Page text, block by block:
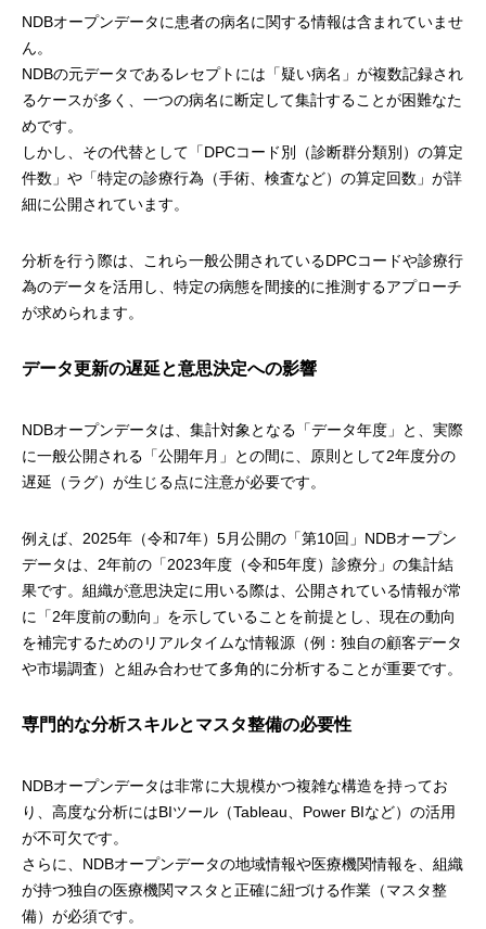
NDBオープンデータに患者の病名に関する情報は含まれていませ
ん。
NDBの元データであるレセプトには「疑い病名」が複数記録され
るケースが多く、一つの病名に断定して集計することが困難なた
めです。
しかし、その代替として「DPCコード別（診断群分類別）の算定
件数」や「特定の診療行為（手術、検査など）の算定回数」が詳
細に公開されています。
分析を行う際は、これら一般公開されているDPCコードや診療行
為のデータを活用し、特定の病態を間接的に推測するアプローチ
が求められます。
データ更新の遅延と意思決定への影響
NDBオープンデータは、集計対象となる「データ年度」と、実際
に一般公開される「公開年月」との間に、原則として2年度分の
遅延（ラグ）が生じる点に注意が必要です。
例えば、2025年（令和7年）5月公開の「第10回」NDBオープン
データは、2年前の「2023年度（令和5年度）診療分」の集計結
果です。組織が意思決定に用いる際は、公開されている情報が常
に「2年度前の動向」を示していることを前提とし、現在の動向
を補完するためのリアルタイムな情報源（例：独自の顧客データ
や市場調査）と組み合わせて多角的に分析することが重要です。
専門的な分析スキルとマスタ整備の必要性
NDBオープンデータは非常に大規模かつ複雑な構造を持ってお
り、高度な分析にはBIツール（Tableau、Power BIなど）の活用
が不可欠です。
さらに、NDBオープンデータの地域情報や医療機関情報を、組織
が持つ独自の医療機関マスタと正確に紐づける作業（マスタ整
備）が必須です。